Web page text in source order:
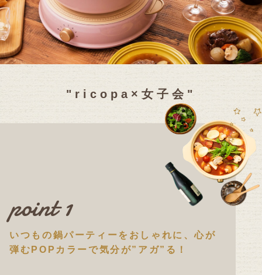
"ricopa×女子会"
point 1
いつもの鍋パーティーをおしゃれに、心が
弾むPOPカラーで気分が”アガ”る！